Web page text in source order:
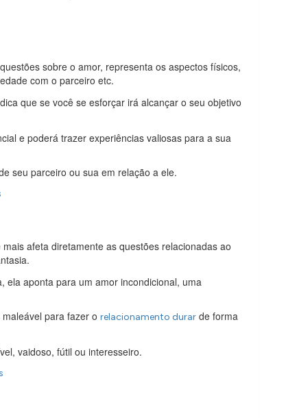
sobre o amor, representa os aspectos físicos,
com o parceiro etc.
que se você se esforçar irá alcançar o seu objetivo
e poderá trazer experiências valiosas para a sua
seu parceiro ou sua em relação a ele.
afeta diretamente as questões relacionadas ao
ela aponta para um amor incondicional, uma
para fazer o relacionamento durar de forma
vaidoso, fútil ou interesseiro.